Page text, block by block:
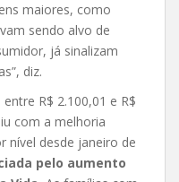
maiores, como
sendo alvo de
já sinalizam
diz.
R$ 2.100,01 e R$
com a melhoria
nível desde janeiro de
pelo aumento